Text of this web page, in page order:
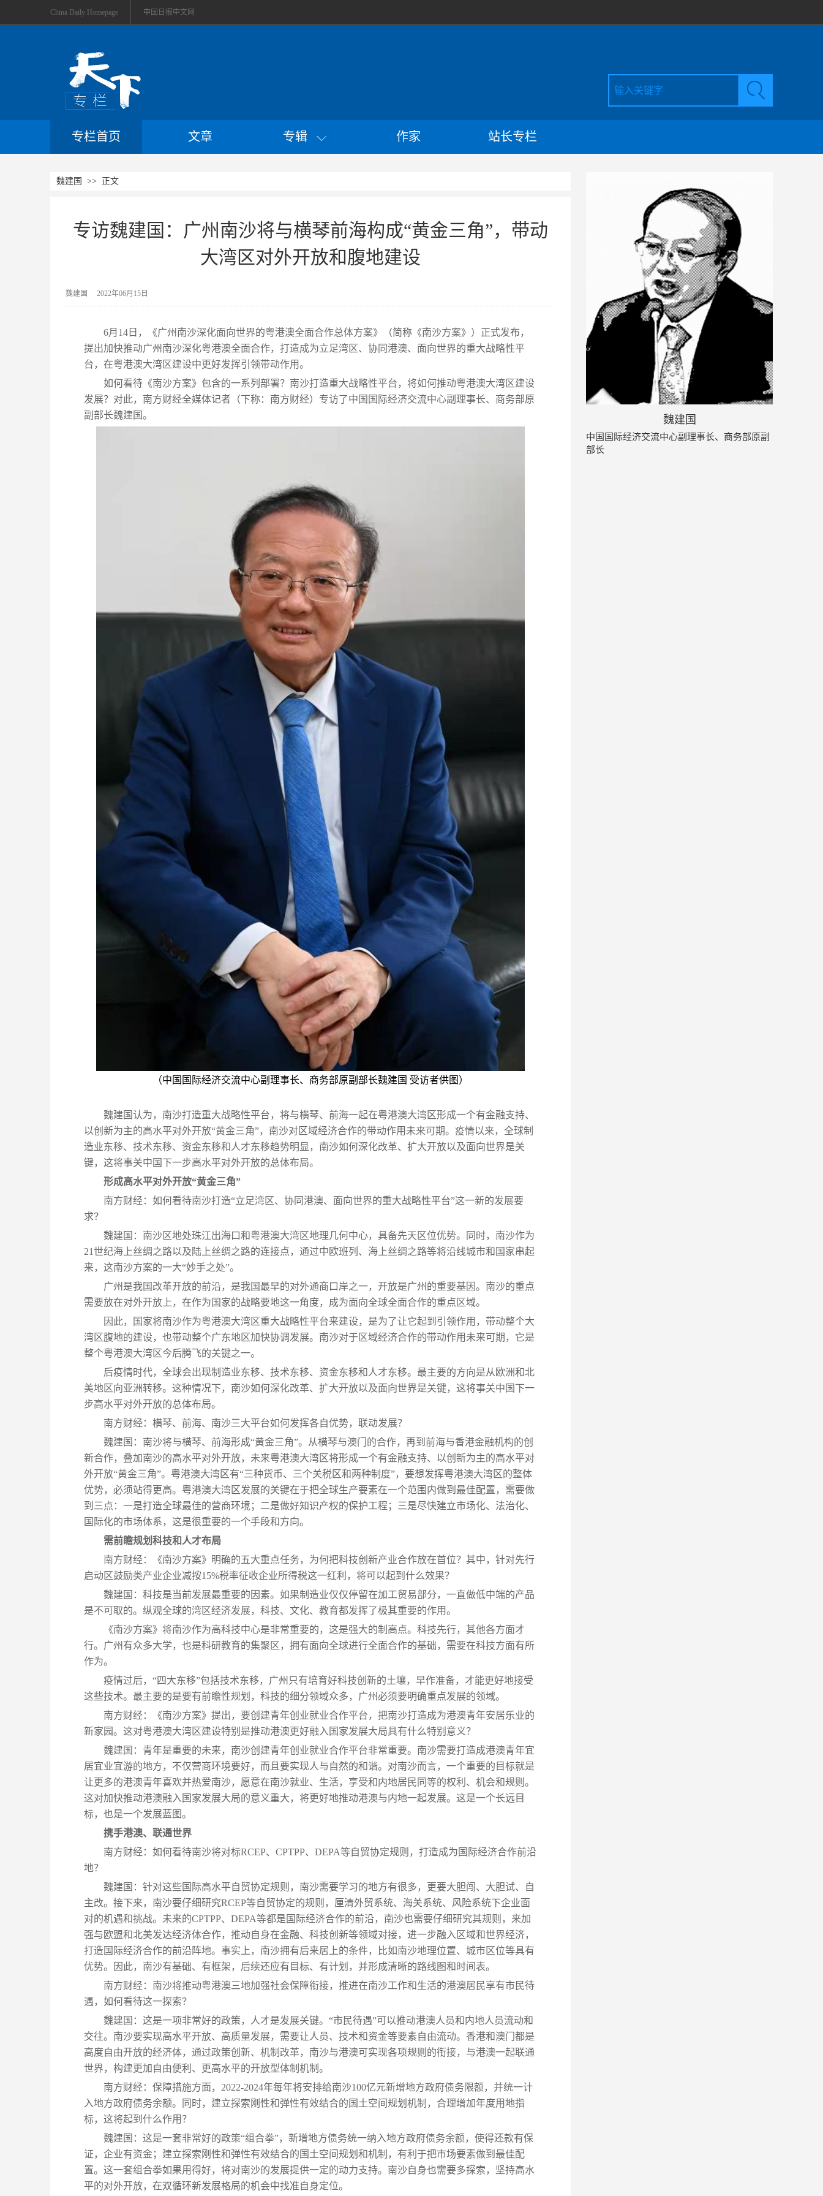
China Daily Homepage 中国日报中文网
专栏首页 文章 专辑 作家 站长专栏
魏建国 >> 正文
专访魏建国：广州南沙将与横琴前海构成“黄金三角”，带动
大湾区对外开放和腹地建设
魏建国 2022年06月15日
6月14日，《广州南沙深化面向世界的粤港澳全面合作总体方案》（简称《南沙方案》）正式发布，
提出加快推动广州南沙深化粤港澳全面合作，打造成为立足湾区、协同港澳、面向世界的重大战略性平
台，在粤港澳大湾区建设中更好发挥引领带动作用。
如何看待《南沙方案》包含的一系列部署？南沙打造重大战略性平台，将如何推动粤港澳大湾区建设
发展？对此，南方财经全媒体记者（下称：南方财经）专访了中国国际经济交流中心副理事长、商务部原
副部长魏建国。
（中国国际经济交流中心副理事长、商务部原副部长魏建国 受访者供图）
魏建国认为，南沙打造重大战略性平台，将与横琴、前海一起在粤港澳大湾区形成一个有金融支持、
以创新为主的高水平对外开放“黄金三角”，南沙对区域经济合作的带动作用未来可期。疫情以来，全球制
造业东移、技术东移、资金东移和人才东移趋势明显，南沙如何深化改革、扩大开放以及面向世界是关
键，这将事关中国下一步高水平对外开放的总体布局。
形成高水平对外开放“黄金三角”
南方财经：如何看待南沙打造“立足湾区、协同港澳、面向世界的重大战略性平台”这一新的发展要
求？
魏建国：南沙区地处珠江出海口和粤港澳大湾区地理几何中心，具备先天区位优势。同时，南沙作为
21世纪海上丝绸之路以及陆上丝绸之路的连接点，通过中欧班列、海上丝绸之路等将沿线城市和国家串起
来，这南沙方案的一大“妙手之处”。
广州是我国改革开放的前沿，是我国最早的对外通商口岸之一，开放是广州的重要基因。南沙的重点
需要放在对外开放上，在作为国家的战略要地这一角度，成为面向全球全面合作的重点区域。
因此，国家将南沙作为粤港澳大湾区重大战略性平台来建设，是为了让它起到引领作用，带动整个大
湾区腹地的建设，也带动整个广东地区加快协调发展。南沙对于区域经济合作的带动作用未来可期，它是
整个粤港澳大湾区今后腾飞的关键之一。
后疫情时代，全球会出现制造业东移、技术东移、资金东移和人才东移。最主要的方向是从欧洲和北
美地区向亚洲转移。这种情况下，南沙如何深化改革、扩大开放以及面向世界是关键，这将事关中国下一
步高水平对外开放的总体布局。
南方财经：横琴、前海、南沙三大平台如何发挥各自优势，联动发展？
魏建国：南沙将与横琴、前海形成“黄金三角”。从横琴与澳门的合作，再到前海与香港金融机构的创
新合作，叠加南沙的高水平对外开放，未来粤港澳大湾区将形成一个有金融支持、以创新为主的高水平对
外开放“黄金三角”。粤港澳大湾区有“三种货币、三个关税区和两种制度”，要想发挥粤港澳大湾区的整体
优势，必须站得更高。粤港澳大湾区发展的关键在于把全球生产要素在一个范围内做到最佳配置，需要做
到三点：一是打造全球最佳的营商环境；二是做好知识产权的保护工程；三是尽快建立市场化、法治化、
国际化的市场体系，这是很重要的一个手段和方向。
需前瞻规划科技和人才布局
南方财经：《南沙方案》明确的五大重点任务，为何把科技创新产业合作放在首位？其中，针对先行
启动区鼓励类产业企业减按15%税率征收企业所得税这一红利，将可以起到什么效果？
魏建国：科技是当前发展最重要的因素。如果制造业仅仅停留在加工贸易部分，一直做低中端的产品
是不可取的。纵观全球的湾区经济发展，科技、文化、教育都发挥了极其重要的作用。
《南沙方案》将南沙作为高科技中心是非常重要的，这是强大的制高点。科技先行，其他各方面才
行。广州有众多大学，也是科研教育的集聚区，拥有面向全球进行全面合作的基础，需要在科技方面有所
作为。
疫情过后，“四大东移”包括技术东移，广州只有培育好科技创新的土壤，早作准备，才能更好地接受
这些技术。最主要的是要有前瞻性规划，科技的细分领域众多，广州必须要明确重点发展的领域。
南方财经：《南沙方案》提出，要创建青年创业就业合作平台，把南沙打造成为港澳青年安居乐业的
新家园。这对粤港澳大湾区建设特别是推动港澳更好融入国家发展大局具有什么特别意义？
魏建国：青年是重要的未来，南沙创建青年创业就业合作平台非常重要。南沙需要打造成港澳青年宜
居宜业宜游的地方，不仅营商环境要好，而且要实现人与自然的和谐。对南沙而言，一个重要的目标就是
让更多的港澳青年喜欢并热爱南沙，愿意在南沙就业、生活，享受和内地居民同等的权利、机会和规则。
这对加快推动港澳融入国家发展大局的意义重大，将更好地推动港澳与内地一起发展。这是一个长远目
标，也是一个发展蓝图。
携手港澳、联通世界
南方财经：如何看待南沙将对标RCEP、CPTPP、DEPA等自贸协定规则，打造成为国际经济合作前沿
地？
魏建国：针对这些国际高水平自贸协定规则，南沙需要学习的地方有很多，更要大胆闯、大胆试、自
主改。接下来，南沙要仔细研究RCEP等自贸协定的规则，厘清外贸系统、海关系统、风险系统下企业面
对的机遇和挑战。未来的CPTPP、DEPA等都是国际经济合作的前沿，南沙也需要仔细研究其规则，来加
强与欧盟和北美发达经济体合作，推动自身在金融、科技创新等领域对接，进一步融入区域和世界经济，
打造国际经济合作的前沿阵地。事实上，南沙拥有后来居上的条件，比如南沙地理位置、城市区位等具有
优势。因此，南沙有基础、有框架，后续还应有目标、有计划，并形成清晰的路线图和时间表。
南方财经：南沙将推动粤港澳三地加强社会保障衔接，推进在南沙工作和生活的港澳居民享有市民待
遇，如何看待这一探索？
魏建国：这是一项非常好的政策，人才是发展关键。“市民待遇”可以推动港澳人员和内地人员流动和
交往。南沙要实现高水平开放、高质量发展，需要让人员、技术和资金等要素自由流动。香港和澳门都是
高度自由开放的经济体，通过政策创新、机制改革，南沙与港澳可实现各项规则的衔接，与港澳一起联通
世界，构建更加自由便利、更高水平的开放型体制机制。
南方财经：保障措施方面，2022-2024年每年将安排给南沙100亿元新增地方政府债务限额，并统一计
入地方政府债务余额。同时，建立探索刚性和弹性有效结合的国土空间规划机制，合理增加年度用地指
标，这将起到什么作用？
魏建国：这是一套非常好的政策“组合拳”，新增地方债务统一纳入地方政府债务余额，使得还款有保
证，企业有资金；建立探索刚性和弹性有效结合的国土空间规划和机制，有利于把市场要素做到最佳配
置。这一套组合拳如果用得好，将对南沙的发展提供一定的动力支持。南沙自身也需要多探索，坚持高水
平的对外开放，在双循环新发展格局的机会中找准自身定位。
魏建国
中国国际经济交流中心副理事长、商务部原副
部长